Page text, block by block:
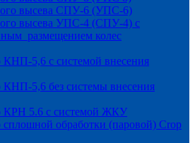
высева СПУ-6 (УПС-6)
высева УПС-4 (СПУ-4) с
размещением колес
КНП-5,6 с системой внесения
КНП-5,6 без системы внесения
КРН 5.6 с системой ЖКУ
сплошной обработки (паровой) Crop